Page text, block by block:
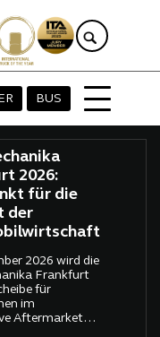
BUS
2026:
für die
der
2026 wird die
Frankfurt
für
im
Aftermarket